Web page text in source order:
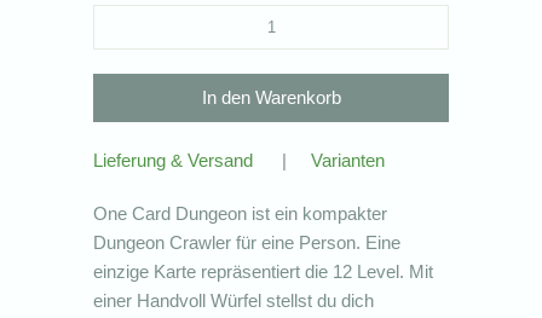
Lieferung & Versand | Varianten
One Card Dungeon ist ein kompakter
Dungeon Crawler für eine Person. Eine
einzige Karte repräsentiert die 12 Level. Mit
einer Handvoll Würfel stellst du dich